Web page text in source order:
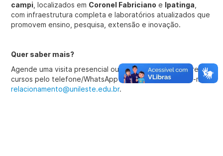
campi , localizados em Coronel Fabriciano e Ipatinga
com infraestrutura completa e laboratórios atualizados que
promovem ensino, pesquisa, extensão e inovação.
Quer saber mais?
Agende uma visita presencial ou tire suas dúvidas sobre os
cursos pelo telefone/WhatsApp (31) 3846-5500
ou e-mail
relacionamento@unileste.edu.br.